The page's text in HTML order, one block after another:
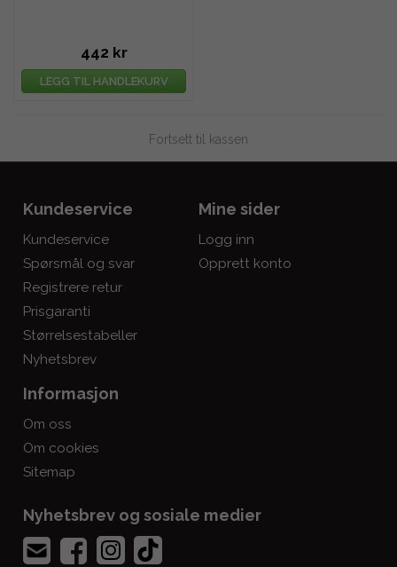
442 kr
LEGG TIL HANDLEKURV
Fortsett til kassen
Kundeservice
Kundeservice
Spørsmål og svar
Registrere retur
Prisgaranti
Størrelsestabeller
Nyhetsbrev
Mine sider
Logg inn
Opprett konto
Informasjon
Om oss
Om cookies
Sitemap
Nyhetsbrev og sosiale medier